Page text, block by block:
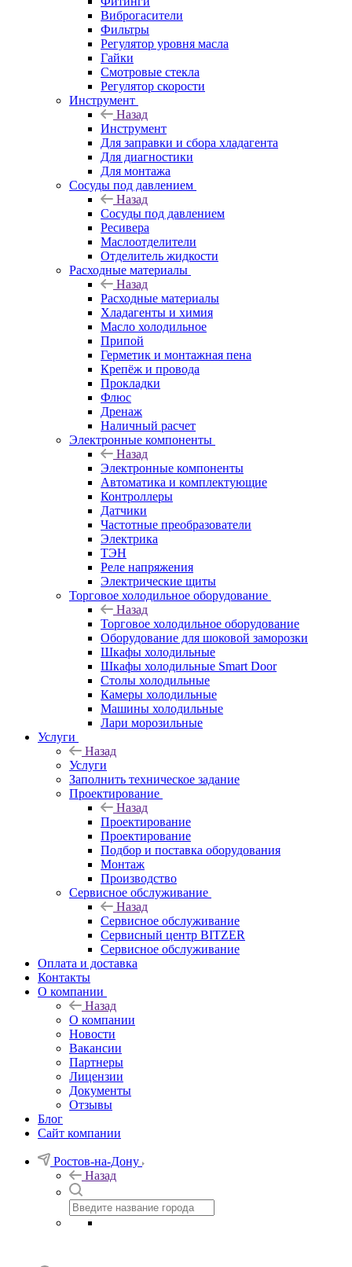
Виброгасители
Фильтры
Регулятор уровня масла
Гайки
Смотровые стекла
Регулятор скорости
Инструмент
Назад
Инструмент
Для заправки и сбора хладагента
Для диагностики
Для монтажа
Сосуды под давлением
Назад
Сосуды под давлением
Ресивера
Маслоотделители
Отделитель жидкости
Расходные материалы
Назад
Расходные материалы
Хладагенты и химия
Масло холодильное
Припой
Герметик и монтажная пена
Крепёж и провода
Прокладки
Флюс
Дренаж
Наличный расчет
Электронные компоненты
Назад
Электронные компоненты
Автоматика и комплектующие
Контроллеры
Датчики
Частотные преобразователи
Электрика
ТЭН
Реле напряжения
Электрические щиты
Торговое холодильное оборудование
Назад
Торговое холодильное оборудование
Оборудование для шоковой заморозки
Шкафы холодильные
Шкафы холодильные Smart Door
Столы холодильные
Камеры холодильные
Машины холодильные
Лари морозильные
Услуги
Назад
Услуги
Заполнить техническое задание
Проектирование
Назад
Проектирование
Проектирование
Подбор и поставка оборудования
Монтаж
Производство
Сервисное обслуживание
Назад
Сервисное обслуживание
Сервисный центр BITZER
Сервисное обслуживание
Оплата и доставка
Контакты
О компании
Назад
О компании
Новости
Вакансии
Партнеры
Лицензии
Документы
Отзывы
Блог
Сайт компании
Ростов-на-Дону
Назад